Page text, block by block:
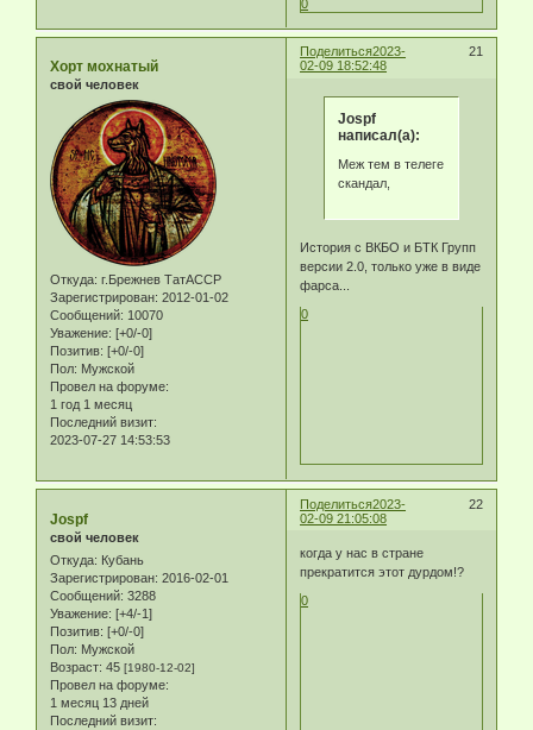
0
Поделиться 21
2023-
02-09 18:52:48
Хорт мохнатый
свой человек
Откуда: г.Брежнев ТатАССР
Зарегистрирован: 2012-01-02
Сообщений: 10070
Уважение: [+0/-0]
Позитив: [+0/-0]
Пол: Мужской
Провел на форуме:
1 год 1 месяц
Последний визит:
2023-07-27 14:53:53
Jospf
написал(а):
Меж тем в телеге
скандал,
История с ВКБО и БТК Групп
версии 2.0, только уже в виде
фарса...
0
Поделиться 22
2023-
02-09 21:05:08
Jospf
свой человек
Откуда: Кубань
Зарегистрирован: 2016-02-01
Сообщений: 3288
Уважение: [+4/-1]
Позитив: [+0/-0]
Пол: Мужской
Возраст: 45 [1980-12-02]
Провел на форуме:
1 месяц 13 дней
Последний визит:
когда у нас в стране
прекратится этот дурдом!?
0